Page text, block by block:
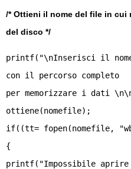
/* Ottieni il nome del file in cui
del disco */
printf("\nInserisci il
con il percorso completo
per memorizzare i dati
ottiene(nomefile);
if((tt= fopen(nomefile,
{
printf("Impossibile